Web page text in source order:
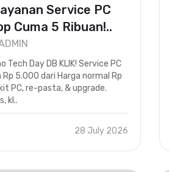
Service PC
Cuma 5 Ribuan!..
Tech Day DB KLIK! Service PC
5.000 dari Harga normal Rp
PC, re-pasta, & upgrade.
kl..
28 July 2026